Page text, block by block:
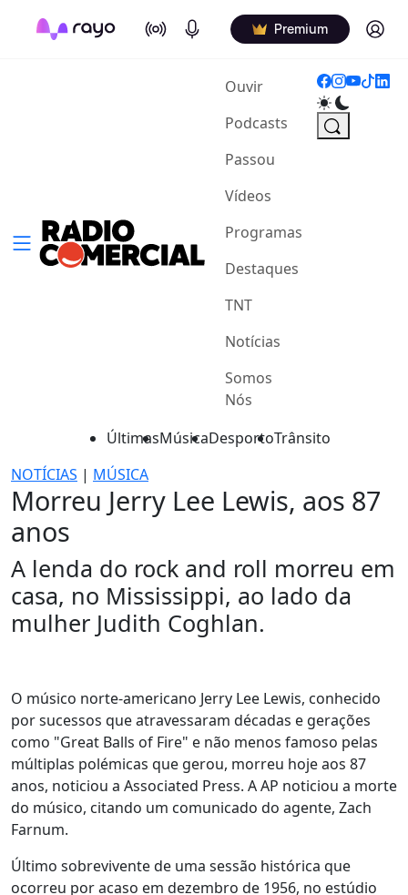
On Air Podcasts Premium Log in
Ouvir(current)
Podcasts
Passou
Vídeos
Programas
Destaques
TNT
Notícias
Somos
Nós
ÚltimasMúsicaDesportoTrânsito
NOTÍCIAS | MÚSICA
Morreu Jerry Lee Lewis, aos 87
anos
A lenda do rock and roll morreu em
casa, no Mississippi, ao lado da
mulher Judith Coghlan.
O músico norte-americano Jerry Lee Lewis, conhecido
por sucessos que atravessaram décadas e gerações
como "Great Balls of Fire" e não menos famoso pelas
múltiplas polémicas que gerou, morreu hoje aos 87
anos, noticiou a Associated Press. A AP noticiou a morte
do músico, citando um comunicado do agente, Zach
Farnum.
Último sobrevivente de uma sessão histórica que
ocorreu por acaso em dezembro de 1956, no estúdio